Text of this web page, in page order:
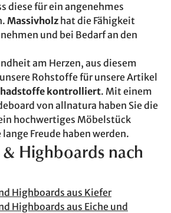
diese für ein angenehmes
Massivholz hat die Fähigkeit
und bei Bedarf an den
am Herzen, aus diesem
Rohstoffe für unsere Artikel
kontrolliert. Mit einem
von allnatura haben Sie die
hochwertiges Möbelstück
lange Freude haben werden.
Highboards nach
Highboards aus Kiefer
Highboards aus Eiche und